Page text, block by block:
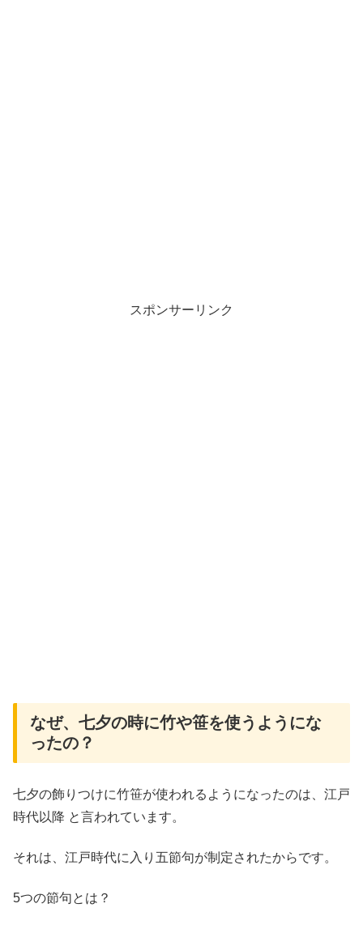
スポンサーリンク
なぜ、七夕の時に竹や笹を使うようにな
ったの？
七夕の飾りつけに竹笹が使われるようになったのは、江戸
時代以降 と言われています。
それは、江戸時代に入り五節句が制定されたからです。
5つの節句とは？